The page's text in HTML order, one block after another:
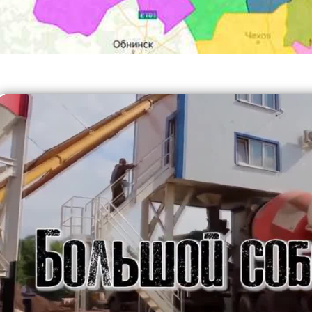
Славянский бульвар
Спартак
Сухаревская
Саларьево
Семеновская
Т
Театральная
Трубная
Тургеневская